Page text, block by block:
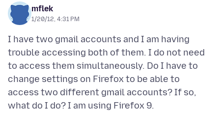
mflek
1/20/12, 4:31 PM
I have two gmail accounts and I am having
trouble accessing both of them. I do not need
to access them simultaneously. Do I have to
change settings on Firefox to be able to
access two different gmail accounts? If so,